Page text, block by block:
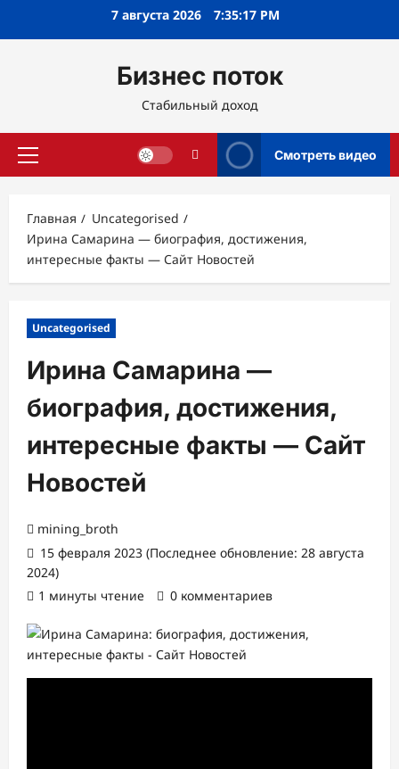
7 августа 2026 7:35:18 PM
Бизнес поток
Стабильный доход
Основное
Смотреть видео
Главная
Uncategorised
Ирина Самарина — биография, достижения,
интересные факты — Сайт Новостей
Uncategorised
Ирина Самарина —
биография, достижения,
интересные факты — Сайт
Новостей
mining_broth
15 февраля 2023 (Последнее обновление: 28 августа
2024)
1 минуты чтение
0 комментариев